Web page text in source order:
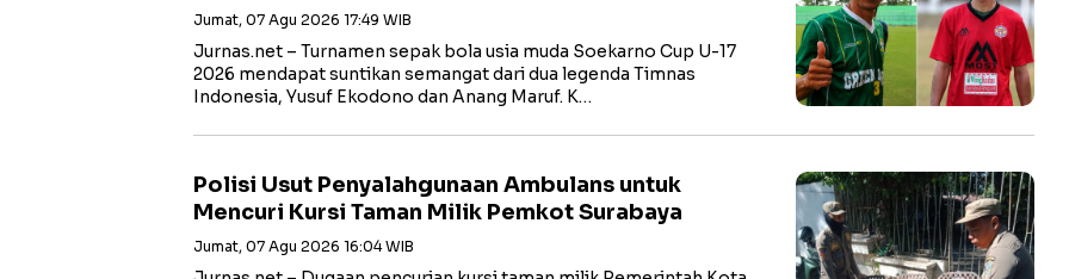
Jumat, 07 Agu 2026 17:49 WIB
Jurnas.net – Turnamen sepak bola usia muda Soekarno Cup U-17
2026 mendapat suntikan semangat dari dua legenda Timnas
Indonesia, Yusuf Ekodono dan Anang Maruf. K…
Polisi Usut Penyalahgunaan Ambulans untuk
Mencuri Kursi Taman Milik Pemkot Surabaya
Jumat, 07 Agu 2026 16:04 WIB